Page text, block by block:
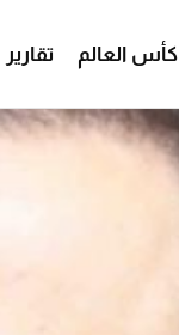
كأس العالم